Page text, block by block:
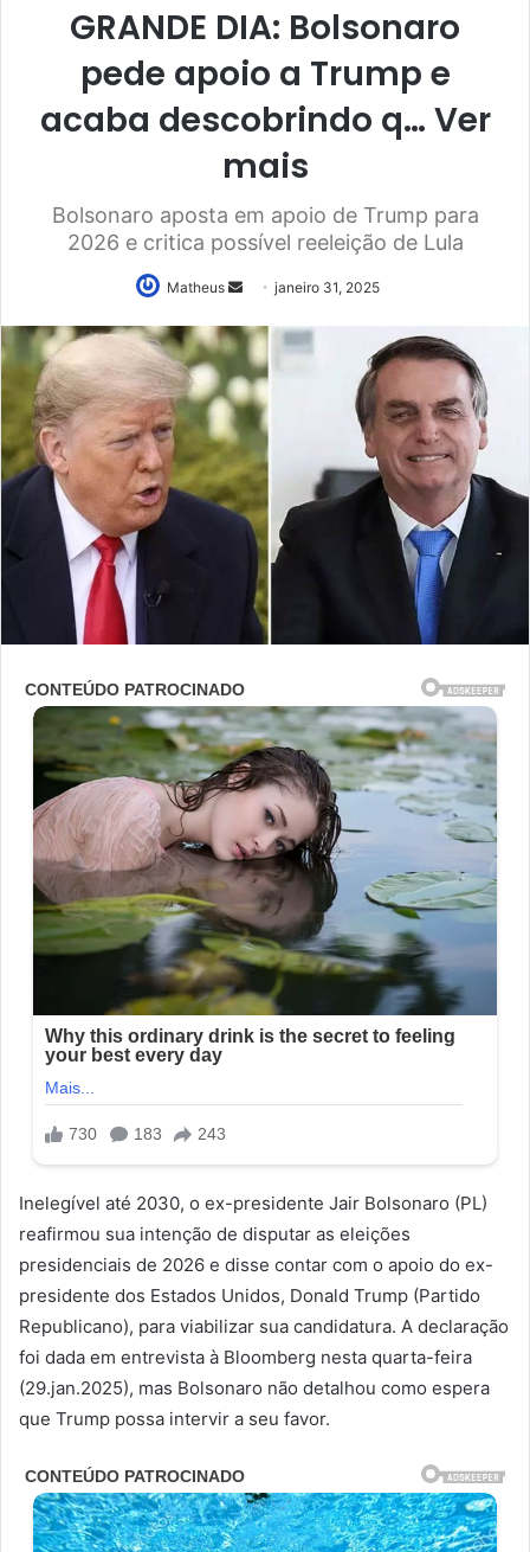
GRANDE DIA: Bolsonaro
pede apoio a Trump e
acaba descobrindo q… Ver
mais
Bolsonaro aposta em apoio de Trump para
2026 e critica possível reeleição de Lula
Matheus
Mande
e-
mail
janeiro 31, 2025
Inelegível até 2030, o ex-presidente Jair Bolsonaro (PL)
reafirmou sua intenção de disputar as eleições
presidenciais de 2026 e disse contar com o apoio do ex-
presidente dos Estados Unidos, Donald Trump (Partido
Republicano), para viabilizar sua candidatura. A declaração
foi dada em entrevista à Bloomberg nesta quarta-feira
(29.jan.2025), mas Bolsonaro não detalhou como espera
que Trump possa intervir a seu favor.